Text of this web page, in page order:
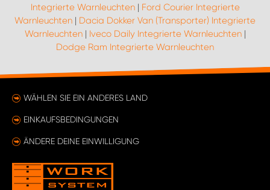
Integrierte Warnleuchten| Ford Courier Integrierte
Warnleuchten | Dacia Dokker Van (Transporter) Integrierte
Warnleuchten| Iveco Daily Integrierte Warnleuchten|
Dodge Ram Integrierte Warnleuchten
WÄHLEN SIE EIN ANDERES LAND
EINKAUFSBEDINGUNGEN
ÄNDERE DEINE EINWILLIGUNG